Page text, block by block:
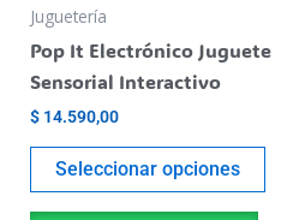
Juguetería
Pop It Electrónico Juguete
Sensorial Interactivo
$ 14.590,00
Seleccionar opciones